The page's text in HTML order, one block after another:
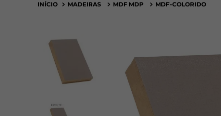
MADEIRAS MDF MDP MDF-COLORIDO